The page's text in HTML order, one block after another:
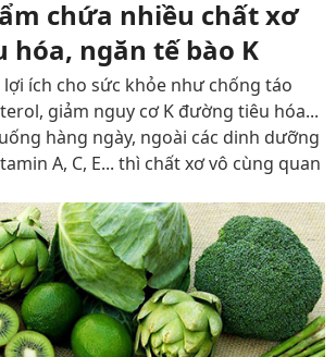
chứa nhiều chất xơ
hóa, ngăn tế bào K
ích cho sức khỏe như chống táo
giảm nguy cơ K đường tiêu hóa...
hàng ngày, ngoài các dinh dưỡng
A, C, E... thì chất xơ vô cùng quan